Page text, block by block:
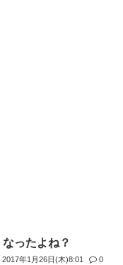
ったよね？
2017年1月26日(木)8:01
0